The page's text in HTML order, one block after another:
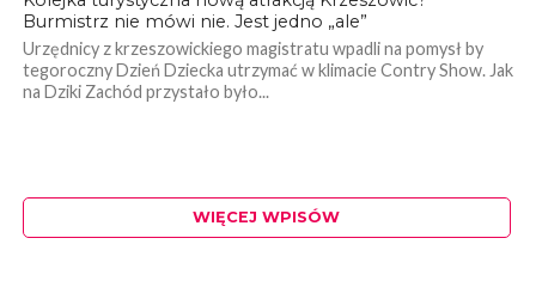
Burmistrz nie mówi nie. Jest jedno „ale”
Urzędnicy z krzeszowickiego magistratu wpadli na pomysł by
tegoroczny Dzień Dziecka utrzymać w klimacie Contry Show. Jak
na Dziki Zachód przystało było...
WIĘCEJ WPISÓW